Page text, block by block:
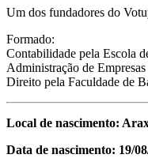
Um dos fundadores do
Formado:
Contabilidade pela Escola
Administração de Empresas
Direito pela Faculdade de
Local de nascimento:
Data de nascimento: 19/